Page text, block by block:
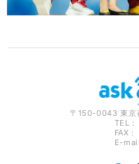
〒150-0043 東京
TEL
FAX
E-